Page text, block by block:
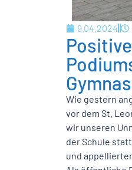
9.04.2024
Wie gestern
vor dem St.
wir unseren
der Schule
und